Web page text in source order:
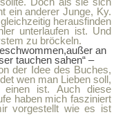
ein anderer Junge, Ky.
herausfinden
unterlaufen ist. Und
zu bröckeln.
an
tauchen sahen“ –
der Idee des Buches,
wen man Lieben soll,
ist. Auch diese
haben mich fasziniert
vorgestellt wie es ist